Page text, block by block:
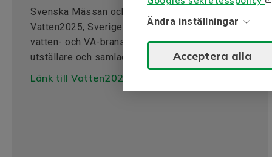
Ändra inställningar
Acceptera alla
Svenska Mässan och Vattenindustrin skapar
Vatten2025, Sveriges största mötesplats för
vatten- och VA-branschen, med över 250
utställare och samlad expertis.
Länk till Vatten2025